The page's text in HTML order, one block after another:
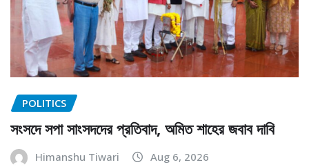
POLITICS
সংসদে সপা সাংসদদের প্রতিবাদ, অমিত শাহের জবাব দাবি
Himanshu Tiwari Aug 6, 2026